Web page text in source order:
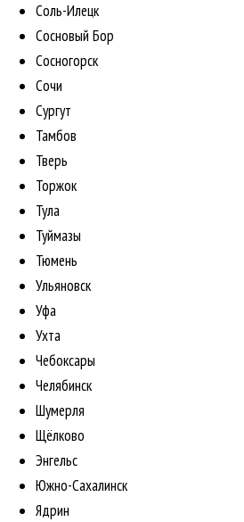
Соль-Илецк
Сосновый Бор
Сосногорск
Сочи
Сургут
Тамбов
Тверь
Торжок
Тула
Туймазы
Тюмень
Ульяновск
Уфа
Ухта
Чебоксары
Челябинск
Шумерля
Щёлково
Энгельс
Южно-Сахалинск
Ядрин